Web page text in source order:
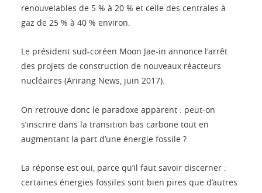
renouvelables de 5 % à 20 % et celle des centrales à
gaz de 25 % à 40 % environ.
Le président sud-coréen Moon Jae-in annonce l'arrêt
des projets de construction de nouveaux réacteurs
nucléaires (Arirang News, juin 2017).
On retrouve donc le paradoxe apparent : peut-on
s’inscrire dans la transition bas carbone tout en
augmentant la part d’une énergie fossile ?
La réponse est oui, parce qu’il faut savoir discerner :
certaines énergies fossiles sont bien pires que d’autres